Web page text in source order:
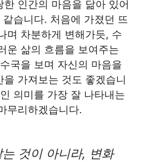
인간의 마음을 닮아 있어
습니다. 처음에 가졌던 뜨
며 차분하게 변해가듯, 수
운 삶의 흐름을 보여주는
국을 보며 자신의 마음을
가져보는 것도 좋겠습니
의미를 가장 잘 나타내는
무리하겠습니다.
것이 아니라, 변화